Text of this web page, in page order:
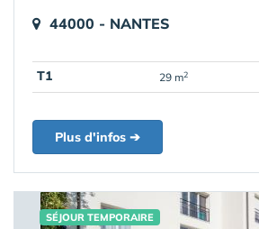
44000 - NANTES
T1 29 m2
Plus d'infos ➔
SÉJOUR TEMPORAIRE